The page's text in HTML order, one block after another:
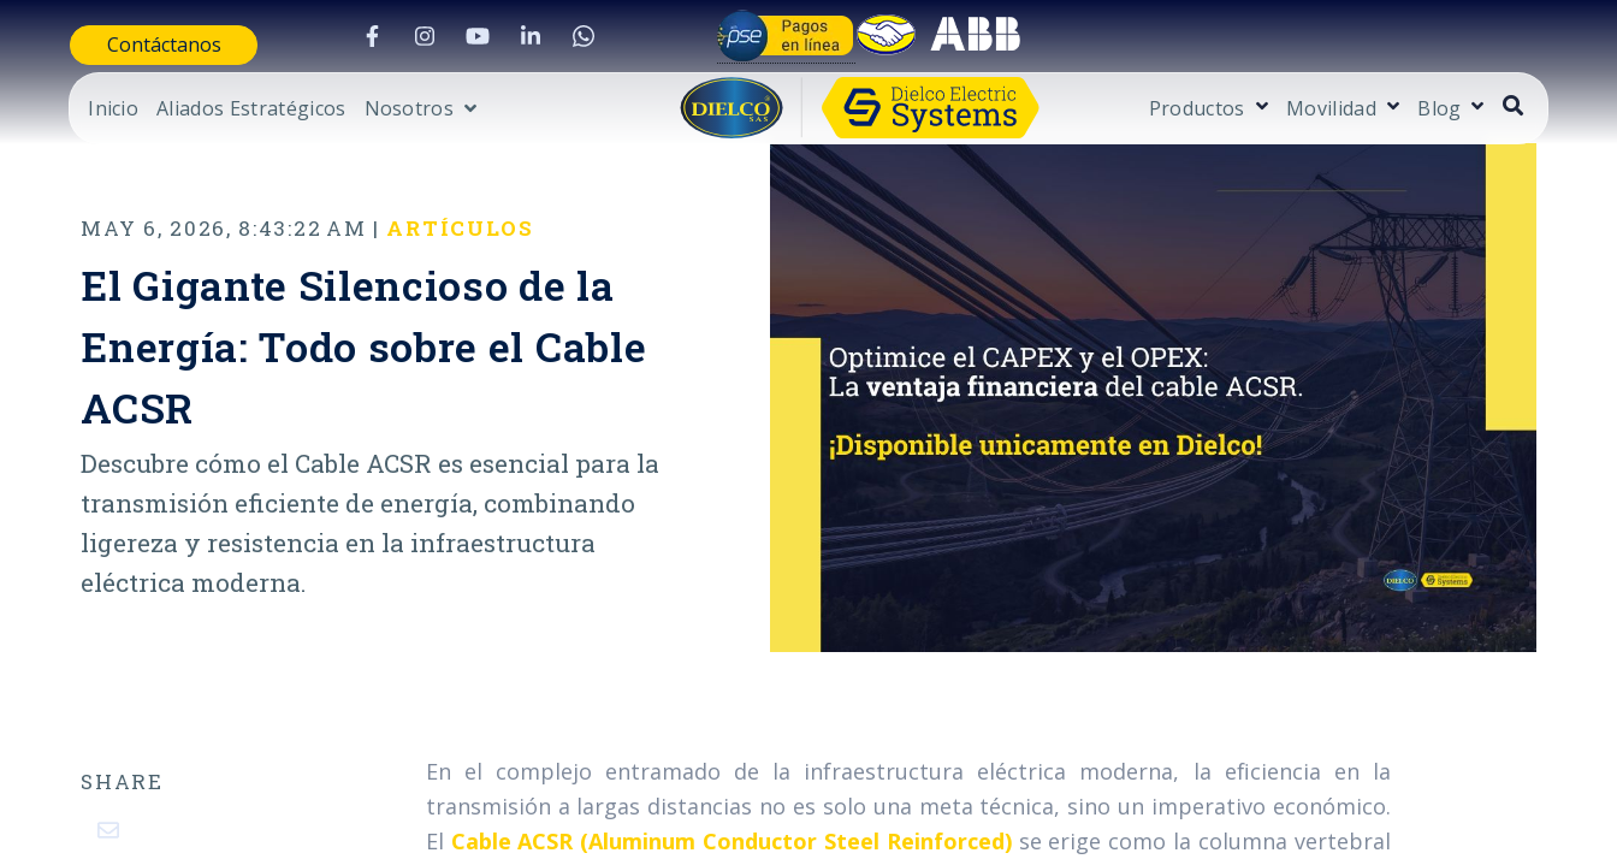
Contáctanos
Inicio Aliados Estratégicos Nosotros Productos Movilidad Blog
MAY 6, 2026, 8:43:22 AM | ARTÍCULOS
El Gigante Silencioso de la
Energía: Todo sobre el Cable
ACSR
Descubre cómo el Cable ACSR es esencial para la
transmisión eficiente de energía, combinando
ligereza y resistencia en la infraestructura
eléctrica moderna.
SHARE
En el complejo entramado de la infraestructura eléctrica moderna, la eficiencia en la
transmisión a largas distancias no es solo una meta técnica, sino un imperativo económico.
El Cable ACSR (Aluminum Conductor Steel Reinforced)se erige como la columna vertebral